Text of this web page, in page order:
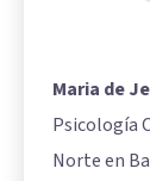
Maria de
Psicología
Norte en